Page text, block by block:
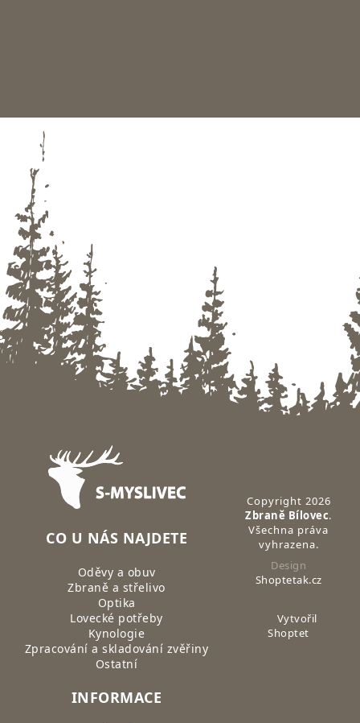
Zápatí
CO U NÁS NAJDETE
Oděvy a obuv
Zbraně a střelivo
Optika
Lovecké potřeby
Kynologie
Zpracování a skladování zvěřiny
Ostatní
INFORMACE
Copyright 2026
Zbraně Bílovec.
Všechna práva
vyhrazena.
Design
Shoptetak.cz
Vytvořil
Shoptet